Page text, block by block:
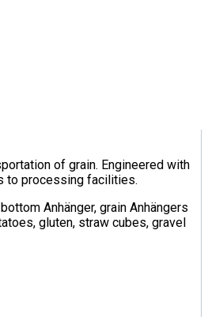
of grain. Engineered with
to processing facilities.
Anhänger, grain Anhängers
gluten, straw cubes, gravel